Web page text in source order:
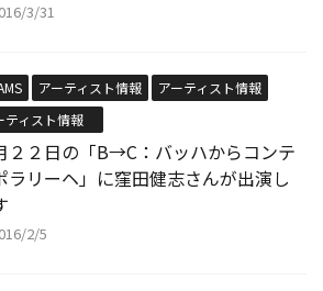
3/31
アーティスト情報
アーティスト情報
ティスト情報
２２日の「B→C：バッハからコンテ
ラリーヘ」に窪田健志さんが出演し
2/5